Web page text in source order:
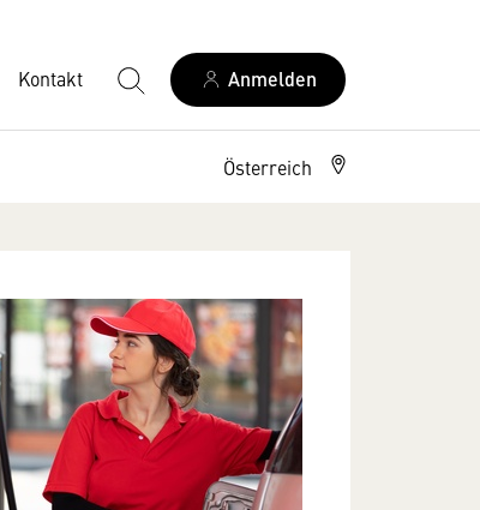
Kontakt Anmelden
Österreich